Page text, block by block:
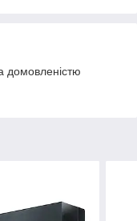
домовленістю